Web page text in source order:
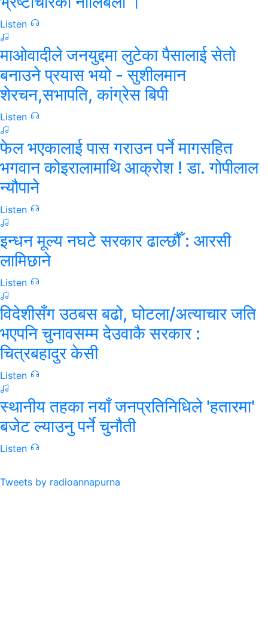
Listen
माओवादीले जनयुद्दमा लुटेका पैसालाई सेतो
बनाउने प्रयास भयो - सुशीलमान
शेरचन,सभापति, कांग्रेस बिपी
Listen
फेल भएकालाई पास गराउन पर्ने मागसहित
भगवान कोइरालामाथि आक्रोश ! डा. गोपीलाल
न्यौपाने
Listen
इन्धन मूल्य नघटे सरकार ढाल्छौँ : आरसी
लामिछाने
Listen
विदेशीसँग उठबस बढो, घोटला/अत्याचार जति
भएपनि चुनावसम्म देउवाकै सरकार :
चित्रबहादुर केसी
Listen
स्थानीय तहका नयाँ जनप्रतिनिधिले 'हतारमा'
बजेट ल्याउनु पर्ने चुनौती
Listen
Tweets by radioannapurna